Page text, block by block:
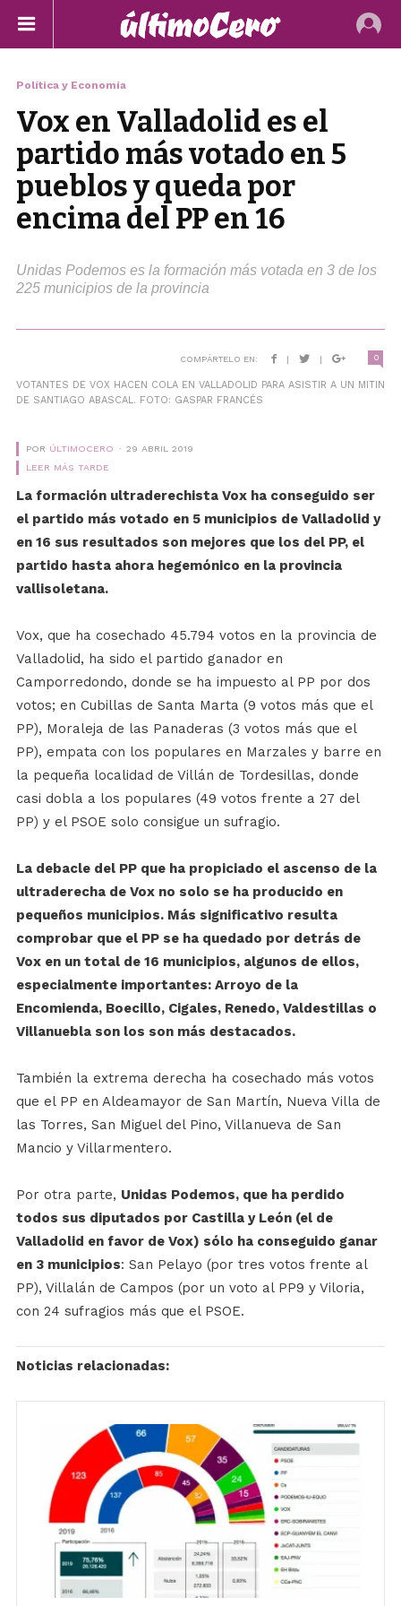
Política y Economía
Vox en Valladolid es el
partido más votado en 5
pueblos y queda por
encima del PP en 16
Unidas Podemos es la formación más votada en 3 de los
225 municipios de la provincia
COMPÁRTELO EN: | | 0
VOTANTES DE VOX HACEN COLA EN VALLADOLID PARA ASISTIR A UN MITIN
DE SANTIAGO ABASCAL. FOTO: GASPAR FRANCÉS
POR ÚLTIMOCERO
29 ABRIL 2019
LEER MÁS TARDE
La formación ultraderechista Vox ha conseguido ser
el partido más votado en 5 municipios de Valladolid y
en 16 sus resultados son mejores que los del PP, el
partido hasta ahora hegemónico en la provincia
vallisoletana.
Vox, que ha cosechado 45.794 votos en la provincia de
Valladolid, ha sido el partido ganador en
Camporredondo, donde se ha impuesto al PP por dos
votos; en Cubillas de Santa Marta (9 votos más que el
PP), Moraleja de las Panaderas (3 votos más que el
PP), empata con los populares en Marzales y barre en
la pequeña localidad de Villán de Tordesillas, donde
casi dobla a los populares (49 votos frente a 27 del
PP) y el PSOE solo consigue un sufragio.
La debacle del PP que ha propiciado el ascenso de la
ultraderecha de Vox no solo se ha producido en
pequeños municipios. Más significativo resulta
comprobar que el PP se ha quedado por detrás de
Vox en un total de 16 municipios, algunos de ellos,
especialmente importantes: Arroyo de la
Encomienda, Boecillo, Cigales, Renedo, Valdestillas o
Villanuebla son los son más destacados.
También la extrema derecha ha cosechado más votos
que el PP en Aldeamayor de San Martín, Nueva Villa de
las Torres, San Miguel del Pino, Villanueva de San
Mancio y Villarmentero.
Por otra parte, Unidas Podemos, que ha perdido
todos sus diputados por Castilla y León (el de
Valladolid en favor de Vox) sólo ha conseguido ganar
en 3 municipios: San Pelayo (por tres votos frente al
PP), Villalán de Campos (por un voto al PP9 y Viloria,
con 24 sufragios más que el PSOE.
Noticias relacionadas: